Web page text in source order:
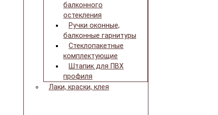
балконного
остекления
Ручки оконные,
балконные гарнитуры
Стеклопакетные
комплектующие
Штапик для ПВХ
профиля
Лаки, краски, клея